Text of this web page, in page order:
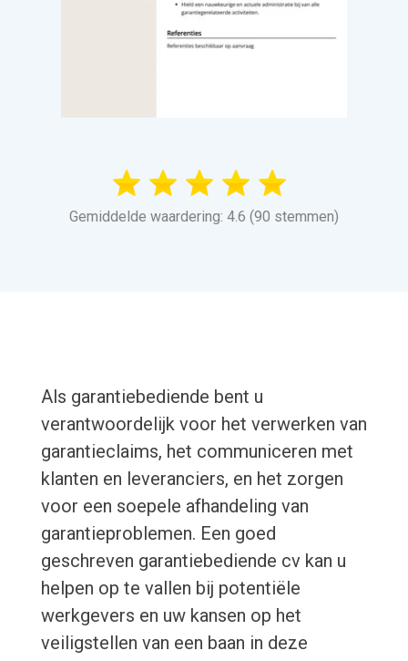
Gemiddelde waardering: 4.6 (90 stemmen)
Als garantiebediende bent u
verantwoordelijk voor het verwerken van
garantieclaims, het communiceren met
klanten en leveranciers, en het zorgen
voor een soepele afhandeling van
garantieproblemen. Een goed
geschreven garantiebediende cv kan u
helpen op te vallen bij potentiële
werkgevers en uw kansen op het
veiligstellen van een baan in deze